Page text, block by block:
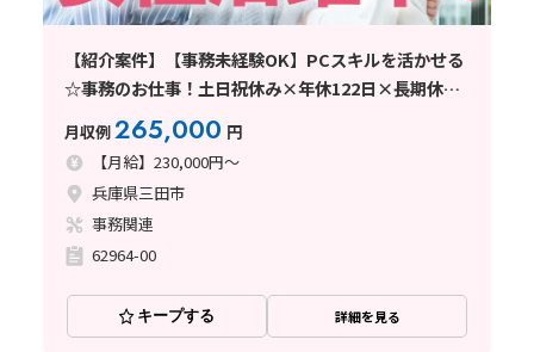
【紹介案件】【事務未経験OK】PCスキルを活かせる
☆事務のお仕事！土日祝休み×年休122日×長期休暇
月収例265,000 円
【月給】230,000円～
兵庫県三田市
事務関連
62964-00
キープする 詳細を見る